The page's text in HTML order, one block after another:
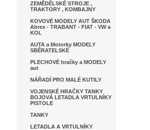
ZEMĚDĚLSKÉ STROJE ,
TRAKTORY , KOMBAJNY
KOVOVÉ MODELY AUT ŠKODA
Abrex - TRABANT - FIAT - VW a
KOL
AUTA a Motorky MODELY
SBĚRATELSKÉ
PLECHOVÉ hračky a MODELY
aut
NÁŘADÍ PRO MALÉ KUTILY
VOJENSKÉ HRAČKY TANKY
BOJOVÁ LETADLA VRTULNÍKY
PISTOLE
TANKY
LETADLA A VRTULNÍKY